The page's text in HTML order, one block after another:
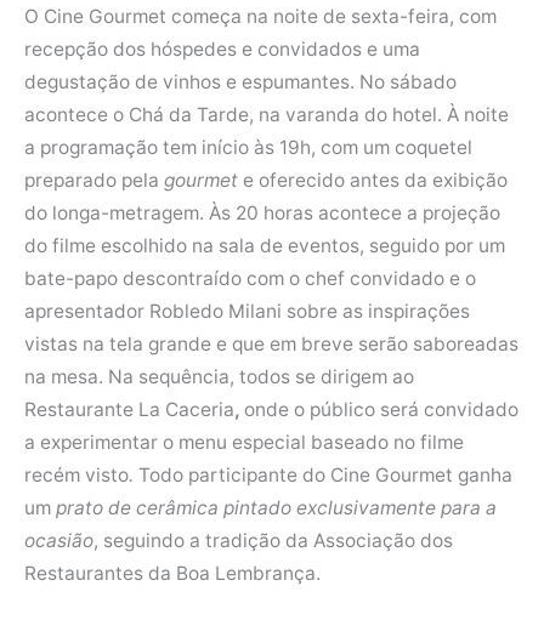
O Cine Gourmet começa na noite de sexta-feira, com
recepção dos hóspedes e convidados e uma
degustação de vinhos e espumantes. No sábado
acontece o Chá da Tarde, na varanda do hotel. À noite
a programação tem início às 19h, com um coquetel
preparado pela gourmet e oferecido antes da exibição
do longa-metragem. Às 20 horas acontece a projeção
do filme escolhido na sala de eventos, seguido por um
bate-papo descontraído com o chef convidado e o
apresentador Robledo Milani sobre as inspirações
vistas na tela grande e que em breve serão saboreadas
na mesa. Na sequência, todos se dirigem ao
Restaurante La Caceria, onde o público será convidado
a experimentar o menu especial baseado no filme
recém visto. Todo participante do Cine Gourmet ganha
um prato de cerâmica pintado exclusivamente para a
ocasião, seguindo a tradição da Associação dos
Restaurantes da Boa Lembrança.